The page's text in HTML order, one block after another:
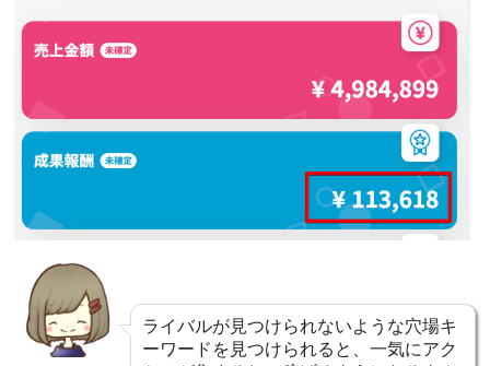
ライバルが見つけられないような穴場キ
ーワードを見つけられると、一気にアク